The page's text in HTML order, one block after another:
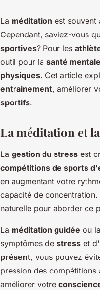
La méditation est souvent
Cependant, saviez-vous
sportives? Pour les
outil pour la santé mentale
physiques. Cet article
entrainement, améliorer
sportifs.
La méditation et
La gestion du stress est
compétitions de sports
en augmentant votre
capacité de concentration.
naturelle pour aborder ce
La méditation guidée ou
symptômes de stress et d'
présent, vous pouvez
pression des compétitions
améliorer votre